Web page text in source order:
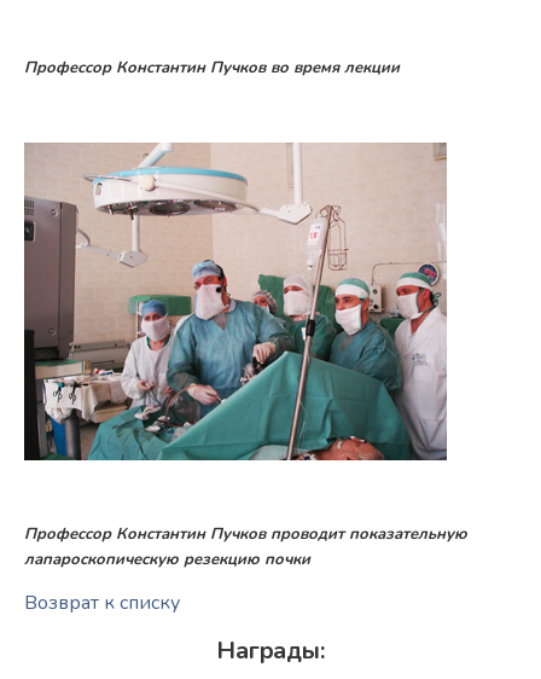
Награды:
Профессор Константин Пучков во время лекции
Профессор Константин Пучков проводит показательную
лапароскопическую резекцию почки
Возврат к списку